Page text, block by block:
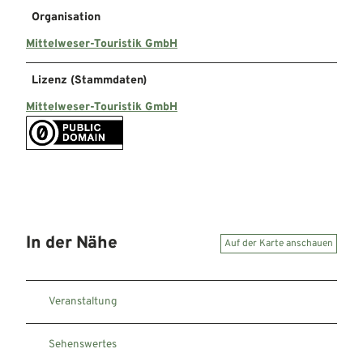
Organisation
Mittelweser-Touristik GmbH
Lizenz (Stammdaten)
Mittelweser-Touristik GmbH
In der Nähe Auf der Karte anschauen
Veranstaltung
Sehenswertes